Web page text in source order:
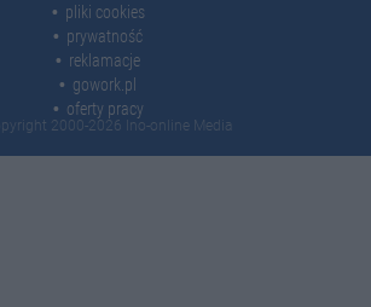
pliki cookies
prywatność
reklamacje
gowork.pl
oferty pracy
2000-2026 Ino-online Media